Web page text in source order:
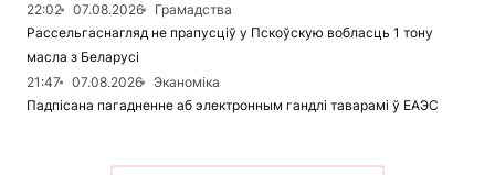
22:02
07.08.2026
Грамадства
Рассельгаснагляд не прапусціў у Пскоўскую вобласць 1 тону
масла з Беларусі
21:47
07.08.2026
Эканоміка
Падпісана пагадненне аб электронным гандлі таварамі ў ЕАЭС